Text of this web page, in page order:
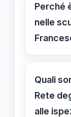
Perché
nelle
alle
Quali
Rete
alle